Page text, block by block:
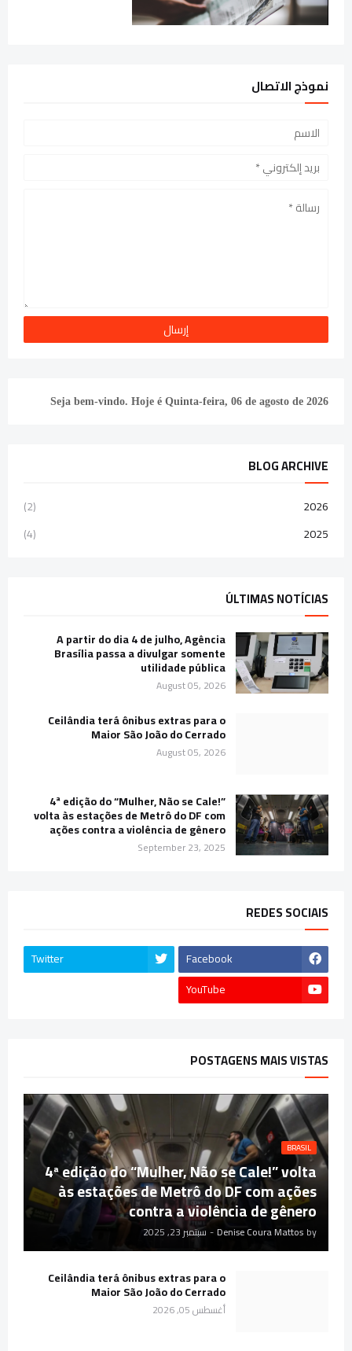
نموذج الاتصال
Seja bem-vindo. Hoje é Quinta-feira, 06 de agosto de 2026
BLOG ARCHIVE
2026
(2)
2025
(4)
ÚLTIMAS NOTÍCIAS
A partir do dia 4 de julho, Agência
Brasília passa a divulgar somente
utilidade pública
August 05, 2026
Ceilândia terá ônibus extras para o
Maior São João do Cerrado
August 05, 2026
4ª edição do “Mulher, Não se Cale!”
volta às estações de Metrô do DF com
ações contra a violência de gênero
September 23, 2025
REDES SOCIAIS
Facebook
Twitter
YouTube
POSTAGENS MAIS VISTAS
BRASIL
4ª edição do “Mulher, Não se Cale!” volta
às estações de Metrô do DF com ações
contra a violência de gênero
by
Denise Coura Mattos
- سبتمبر 23, 2025
Ceilândia terá ônibus extras para o
Maior São João do Cerrado
أغسطس 05, 2026